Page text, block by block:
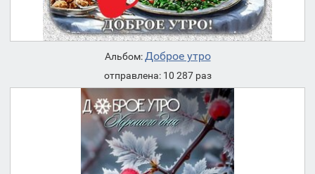
Альбом:Доброе утро
отправлена: 10 287 раз